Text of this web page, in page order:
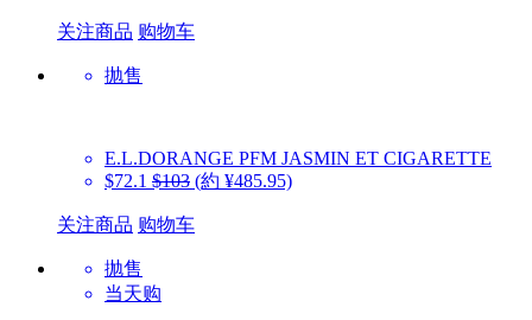
关注商品 购物车
抛售
E.L.DORANGE PFM JASMIN ET CIGARETTE
$72.1 $103 (約 ¥485.95)
关注商品 购物车
抛售
当天购